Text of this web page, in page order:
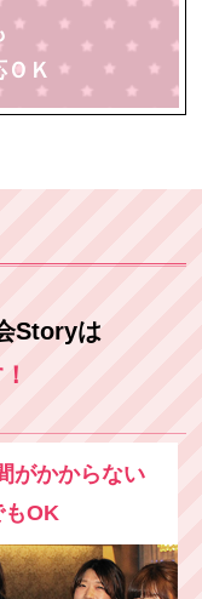
Ｋ
Storyは
がかからない
OK